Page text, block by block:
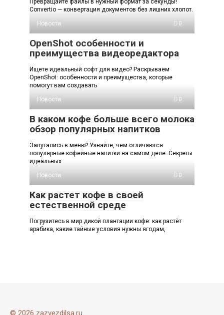
Превращайте файлы в нужный формат за секунды!
Convertio — конвертация документов без лишних хлопот.
Новости
0
OpenShot особенности и
преимущества видеоредактора
Ищете идеальный софт для видео? Раскрываем
OpenShot: особенности и преимущества, которые
помогут вам создавать
Новости
0
В каком кофе больше всего молока
обзор популярных напитков
Запутались в меню? Узнайте, чем отличаются
популярные кофейные напитки на самом деле. Секреты
идеальных
Новости
0
Как растет кофе в своей
естественной среде
Погрузитесь в мир дикой плантации кофе: как растёт
арабика, какие тайные условия нужны ягодам,
© 2026 zazvezdilsa.ru